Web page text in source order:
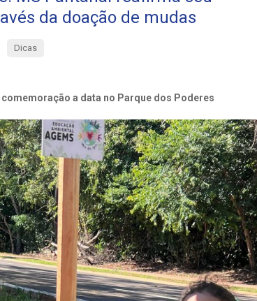
da doação de mudas
Dicas
a data no Parque dos Poderes